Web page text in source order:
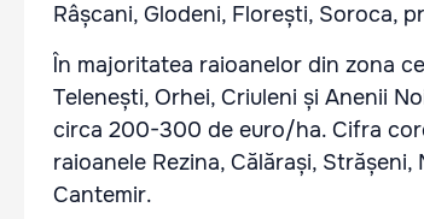
Râșcani, Glodeni, Florești, Soroca,
În majoritatea raioanelor din zona
Telenești, Orhei, Criuleni și Anenii
circa 200-300 de euro/ha. Cifra
raioanele Rezina, Călărași,
Cantemir.